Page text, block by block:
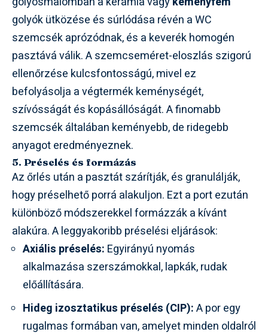
golyók ütközése és súrlódása révén a WC
szemcsék aprózódnak, és a keverék homogén
pasztává válik. A szemcseméret-eloszlás szigorú
ellenőrzése kulcsfontosságú, mivel ez
befolyásolja a végtermék keménységét,
szívósságát és kopásállóságát. A finomabb
szemcsék általában keményebb, de ridegebb
anyagot eredményeznek.
5. Préselés és formázás
Az őrlés után a pasztát szárítják, és granulálják,
hogy préselhető porrá alakuljon. Ezt a port ezután
különböző módszerekkel formázzák a kívánt
alakúra. A leggyakoribb préselési eljárások:
Axiális préselés: Egyirányú nyomás
alkalmazása szerszámokkal, lapkák, rudak
előállítására.
Hideg izosztatikus préselés (CIP):A por egy
rugalmas formában van, amelyet minden oldalról